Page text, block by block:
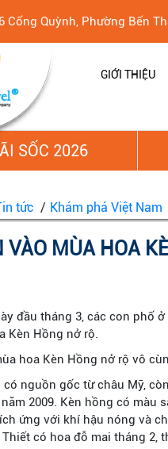
Cống Quỳnh, Phường Bến
GIỚI THIỆU
SỐC 2026
tức / Khám phá Việt Nam
VÀO MÙA HOA
đầu tháng 3, các con phố
Kèn Hồng nở rộ.
hoa Kèn Hồng nở rộ vô
có nguồn gốc từ châu Mỹ,
2009. Kèn hồng có màu
ứng với khí hậu nóng và
có hoa đỗ mai tháng 2,